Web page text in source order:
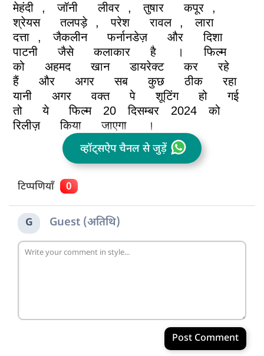
मेहंदी , जॉनी लीवर , तुषार कपूर
,
श्रेयस
तलपड़े , परेश रावल ,
लारा
दत्ता
, जैकलीन फर्नानडेज़ और
दिशा
पाटनी
जैसे कलाकार है ।
फिल्म
को
अहमद खान डायरेक्ट कर
रहे
हैं
और अगर सब कुछ ठीक
रहा
यानी
अगर वक्त पे शूटिंग हो
गई
तो
ये फिल्म 20 दिसम्बर 2024
को
रिलीज़
किया जाएगा ।
व्हॉट्सऐप चैनल से जुड़ें
टिप्पणियाँ 0
G Guest (अतिथि)
Post Comment